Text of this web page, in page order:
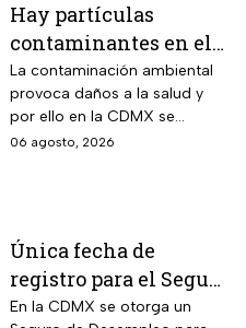
Hay partículas
contaminantes en el
ambiente; así está la
calidad del aire hoy
en CDMX
La contaminación ambiental
provoca daños a la salud y
por ello en la CDMX se
monitorea la calidad del aire
06 agosto, 2026
Única fecha de
registro para el Seguro
de Desempleo en
En la CDMX se otorga un